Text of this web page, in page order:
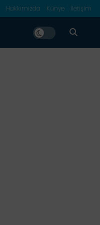
Hakkımızda Künye İletişim